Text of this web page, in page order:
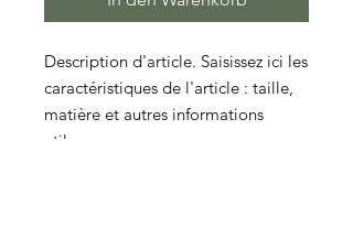
Description d'article. Saisissez ici les
caractéristiques de l'article : taille,
matière et autres informations
utiles.